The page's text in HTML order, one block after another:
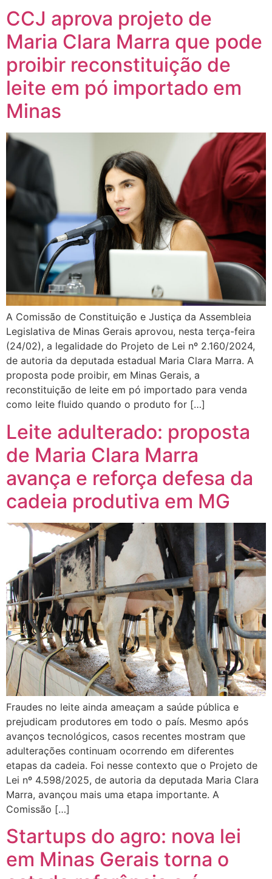
CCJ aprova projeto de
Maria Clara Marra que pode
proibir reconstituição de
leite em pó importado em
Minas
A Comissão de Constituição e Justiça da Assembleia
Legislativa de Minas Gerais aprovou, nesta terça-feira
(24/02), a legalidade do Projeto de Lei nº 2.160/2024,
de autoria da deputada estadual Maria Clara Marra. A
proposta pode proibir, em Minas Gerais, a
reconstituição de leite em pó importado para venda
como leite fluido quando o produto for […]
Leite adulterado: proposta
de Maria Clara Marra
avança e reforça defesa da
cadeia produtiva em MG
Fraudes no leite ainda ameaçam a saúde pública e
prejudicam produtores em todo o país. Mesmo após
avanços tecnológicos, casos recentes mostram que
adulterações continuam ocorrendo em diferentes
etapas da cadeia. Foi nesse contexto que o Projeto de
Lei nº 4.598/2025, de autoria da deputada Maria Clara
Marra, avançou mais uma etapa importante. A
Comissão […]
Startups do agro: nova lei
em Minas Gerais torna o